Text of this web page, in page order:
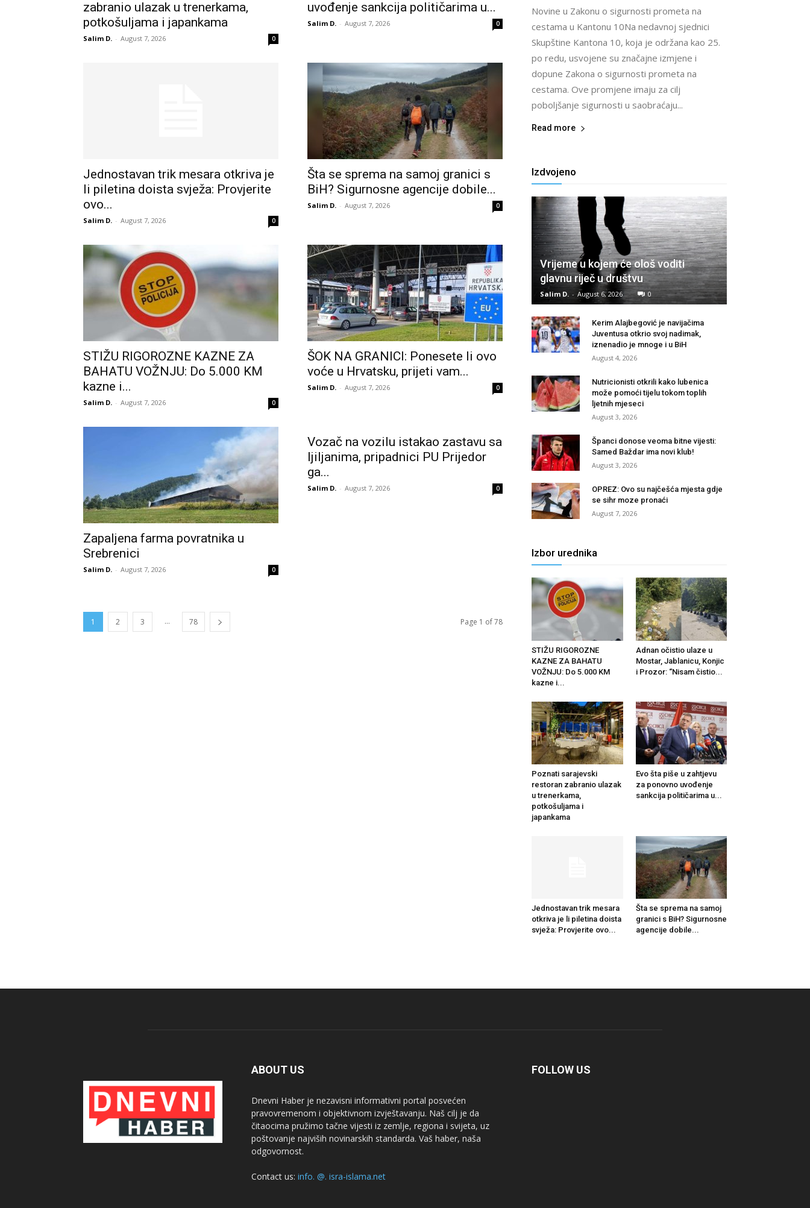
zabranio ulazak u trenerkama,
potkošuljama i japankama
Salim D. - August 7, 2026 0
uvođenje sankcija političarima u...
Salim D. - August 7, 2026 0
Jednostavan trik mesara otkriva je
li piletina doista svježa: Provjerite
ovo...
Salim D. - August 7, 2026 0
Šta se sprema na samoj granici s
BiH? Sigurnosne agencije dobile...
Salim D. - August 7, 2026 0
STIŽU RIGOROZNE KAZNE ZA
BAHATU VOŽNJU: Do 5.000 KM
kazne i...
Salim D. - August 7, 2026 0
ŠOK NA GRANICI: Ponesete li ovo
voće u Hrvatsku, prijeti vam...
Salim D. - August 7, 2026 0
Zapaljena farma povratnika u
Srebrenici
Salim D. - August 7, 2026 0
Vozač na vozilu istakao zastavu sa
ljiljanima, pripadnici PU Prijedor
ga...
Salim D. - August 7, 2026 0
1 2 3 ... 78 Page 1 of 78
Novine u Zakonu o sigurnosti prometa na
cestama u Kantonu 10Na nedavnoj sjednici
Skupštine Kantona 10, koja je održana kao 25.
po redu, usvojene su značajne izmjene i
dopune Zakona o sigurnosti prometa na
cestama. Ove promjene imaju za cilj
poboljšanje sigurnosti u saobraćaju...
Read more
Izdvojeno
Vrijeme u kojem će ološ voditi
glavnu riječ u društvu
Salim D. - August 6, 2026 0
Kerim Alajbegović je navijačima
Juventusa otkrio svoj nadimak,
iznenadio je mnoge i u BiH
August 4, 2026
Nutricionisti otkrili kako lubenica
može pomoći tijelu tokom toplih
ljetnih mjeseci
August 3, 2026
Španci donose veoma bitne vijesti:
Samed Baždar ima novi klub!
August 3, 2026
OPREZ: Ovo su najčešća mjesta gdje
se sihr moze pronaći
August 7, 2026
Izbor urednika
STIŽU RIGOROZNE
KAZNE ZA BAHATU
VOŽNJU: Do 5.000 KM
kazne i...
Adnan očistio ulaze u
Mostar, Jablanicu, Konjic
i Prozor: “Nisam čistio...
Poznati sarajevski
restoran zabranio ulazak
u trenerkama,
potkošuljama i
japankama
Evo šta piše u zahtjevu
za ponovno uvođenje
sankcija političarima u...
Jednostavan trik mesara
otkriva je li piletina doista
svježa: Provjerite ovo...
Šta se sprema na samoj
granici s BiH? Sigurnosne
agencije dobile...
ABOUT US
Dnevni Haber je nezavisni informativni portal posvećen
pravovremenom i objektivnom izvještavanju. Naš cilj je da
čitaocima pružimo tačne vijesti iz zemlje, regiona i svijeta, uz
poštovanje najviših novinarskih standarda. Vaš haber, naša
odgovornost.
Contact us: info. @. isra-islama.net
FOLLOW US